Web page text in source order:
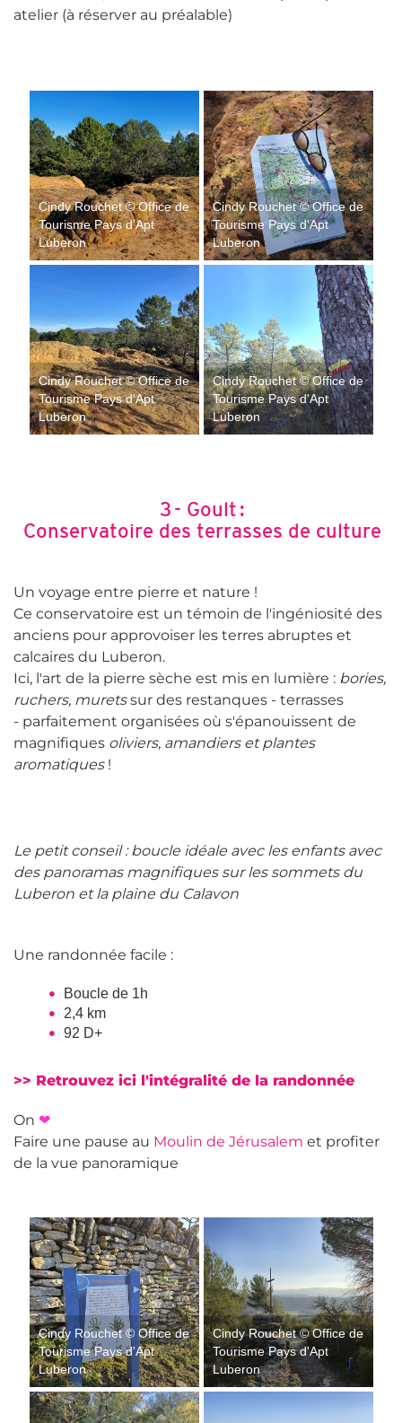
atelier (à réserver au préalable)
Cindy Rouchet © Office de
Tourisme Pays d'Apt
Luberon
Cindy Rouchet © Office de
Tourisme Pays d'Apt
Luberon
Cindy Rouchet © Office de
Tourisme Pays d'Apt
Luberon
Cindy Rouchet © Office de
Tourisme Pays d'Apt
Luberon
3 - Goult :
Conservatoire des terrasses de culture
Un voyage entre pierre et nature !
Ce conservatoire est un témoin de l'ingéniosité des
anciens pour approvoiser les terres abruptes et
calcaires du Luberon.
Ici, l'art de la pierre sèche est mis en lumière : bories,
ruchers, muretssur des restanques - terrasses
- parfaitement organisées où s'épanouissent de
magnifiques oliviers, amandiers et plantes
aromatiques!
Le petit conseil : boucle idéale avec les enfants avec
des panoramas magnifiques sur les sommets du
Luberon et la plaine du Calavon
Une randonnée facile :
Boucle de 1h
2,4 km
92 D+
>> Retrouvez ici l'intégralité de la randonnée
On ❤
Faire une pause au Moulin de Jérusalem et profiter
de la vue panoramique
Cindy Rouchet © Office de
Tourisme Pays d'Apt
Luberon
Cindy Rouchet © Office de
Tourisme Pays d'Apt
Luberon